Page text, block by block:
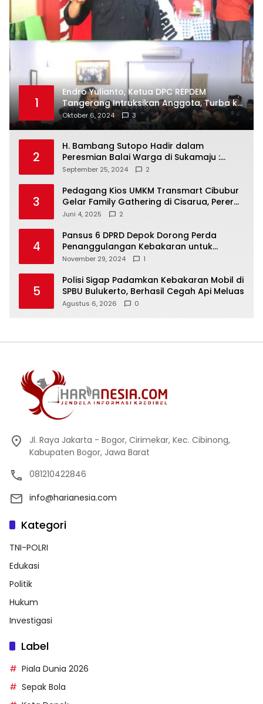
1
Endro Yulianto, Ketua DPC REPDEM
Tangerang Intruksikan Anggota, Turba ke
Masyarakat Dan Jalani Apa Yang di
Putuskan RAKERCABSUS
Oktober 6, 2024 3
2
H. Bambang Sutopo Hadir dalam
Peresmian Balai Warga di Sukamaju :
Wadah Baru untuk Kolaborasi dan
September 25, 2024 2
3
Pedagang Kios UMKM Transmart Cibubur
Gelar Family Gathering di Cisarua, Pererat
Silaturahmi dan Kekompakan
Juni 4, 2025 2
4
Pansus 6 DPRD Depok Dorong Perda
Penanggulangan Kebakaran untuk
Keselamatan Warga
November 29, 2024 1
5
Polisi Sigap Padamkan Kebakaran Mobil di
SPBU Bulukerto, Berhasil Cegah Api Meluas
Agustus 6, 2026 0
Jl. Raya Jakarta - Bogor, Cirimekar, Kec. Cibinong,
Kabupaten Bogor, Jawa Barat
081210422846
info@harianesia.com
Kategori
TNI-POLRI
Edukasi
Politik
Hukum
Investigasi
Label
Piala Dunia 2026
Sepak Bola